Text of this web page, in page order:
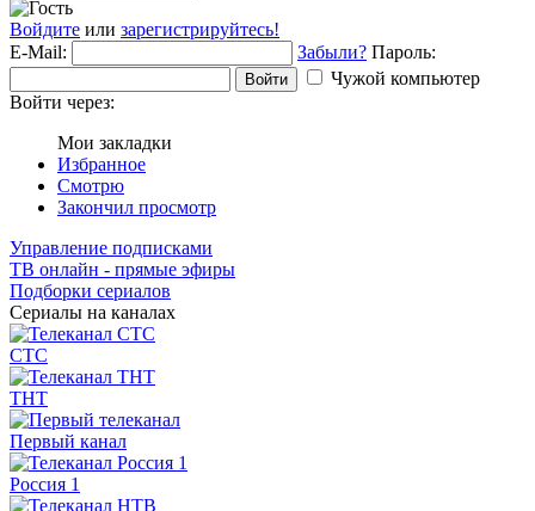
Войдите или зарегистрируйтесь!
E-Mail:
Забыли? Пароль:
Войти
Чужой компьютер
Войти через:
Мои закладки
Избранное
Смотрю
Закончил просмотр
Управление подписками
ТВ онлайн - прямые эфиры
Подборки сериалов
Сериалы на каналах
СТС
ТНТ
Первый канал
Россия 1